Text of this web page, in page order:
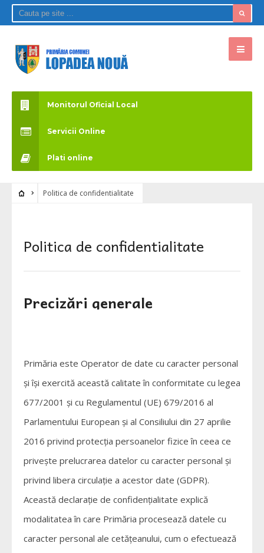
Monitorul Oficial Local
Servicii Online
Plati online
Politica de confidentialitate
Politica de confidentialitate
Precizări generale
Primăria este Operator de date cu caracter personal
și își exercită această calitate în conformitate cu legea
677/2001 și cu Regulamentul (UE) 679/2016 al
Parlamentului European și al Consiliului din 27 aprilie
2016 privind protecția persoanelor fizice în ceea ce
privește prelucrarea datelor cu caracter personal și
privind libera circulație a acestor date (GDPR).
Această declarație de confidențialitate explică
modalitatea în care Primăria procesează datele cu
caracter personal ale cetățeanului, cum o efectuează